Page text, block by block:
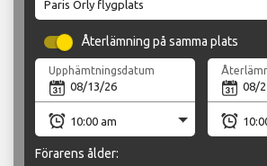
Återlämning på samma plats
Upphämtningsdatum
Förarens ålder: